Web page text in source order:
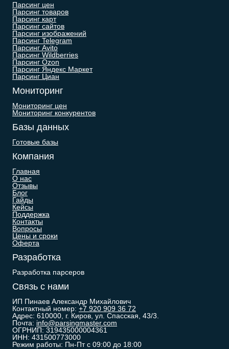
Парсинг цен
Парсинг товаров
Парсинг карт
Парсинг сайтов
Парсинг изображений
Парсинг Telegram
Парсинг Avito
Парсинг Wildberries
Парсинг Ozon
Парсинг Яндекс Маркет
Парсинг Циан
Мониторинг
Мониторинг цен
Мониторинг конкурентов
Базы данных
Готовые базы
Компания
Главная
О нас
Отзывы
Блог
Гайды
Кейсы
Поддержка
Контакты
Вопросы
Цены и сроки
Оферта
Разработка
Разработка парсеров
Связь с нами
ИП Пинаев Александр Михайлович
Контактный номер: +7 920 909 36 72
Адрес: 610000, г. Киров, ул. Спасская, 43/3.
Почта: info@parsingmaster.com
ОГРНИП: 319435000004361
ИНН: 431500773000
Режим работы: Пн-Пт с 09:00 до 18:00